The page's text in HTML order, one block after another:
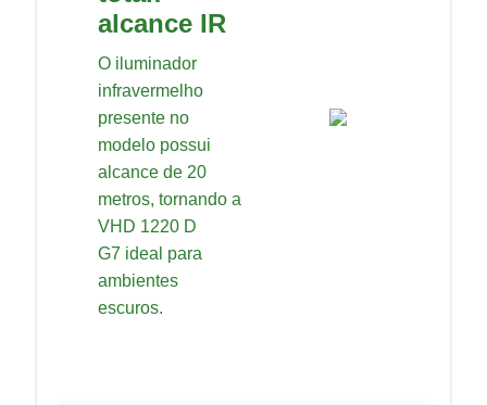
alcance IR
O iluminador
infravermelho
presente no
modelo possui
alcance de 20
metros, tornando a
VHD 1220 D
G7 ideal para
ambientes
escuros.